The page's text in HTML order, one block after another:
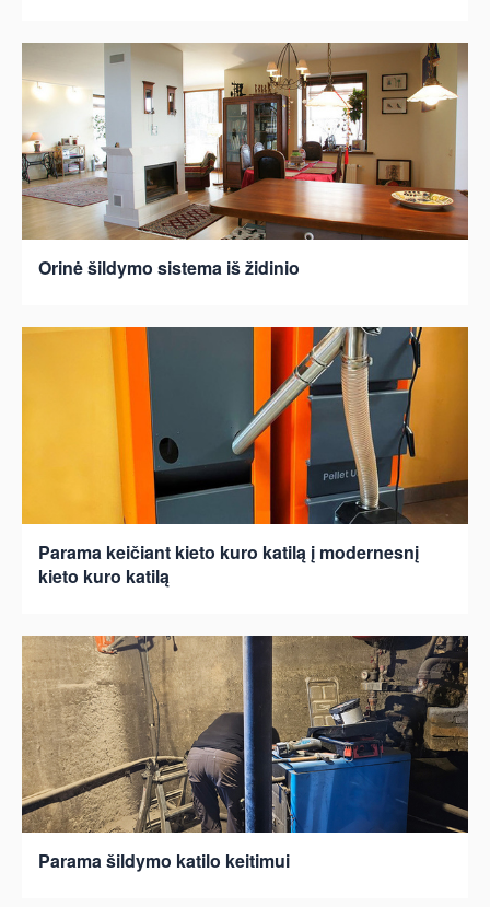
Orinė šildymo sistema iš židinio
Parama keičiant kieto kuro katilą į modernesnį
kieto kuro katilą
Parama šildymo katilo keitimui